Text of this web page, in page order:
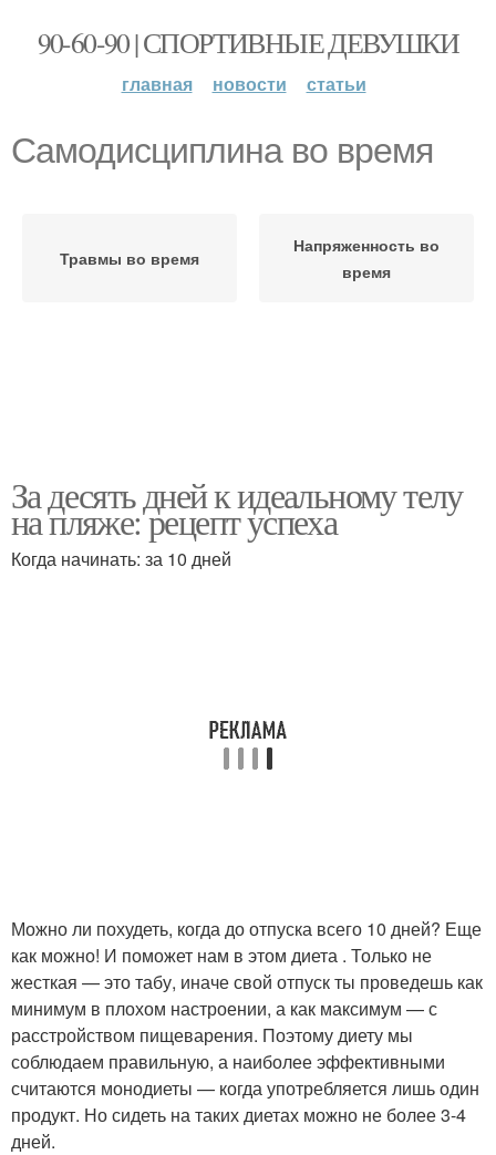
90-60-90 | СПОРТИВНЫЕ ДЕВУШКИ
главная новости статьи
Самодисциплина во время
Травмы во время
Напряженность во
время
За десять дней к идеальному телу
на пляже: рецепт успеха
Когда начинать: за 10 дней
Можно ли похудеть, когда до отпуска всего 10 дней? Еще
как можно! И поможет нам в этом диета . Только не
жесткая — это табу, иначе свой отпуск ты проведешь как
минимум в плохом настроении, а как максимум — с
расстройством пищеварения. Поэтому диету мы
соблюдаем правильную, а наиболее эффективными
считаются монодиеты — когда употребляется лишь один
продукт. Но сидеть на таких диетах можно не более 3-4
дней.